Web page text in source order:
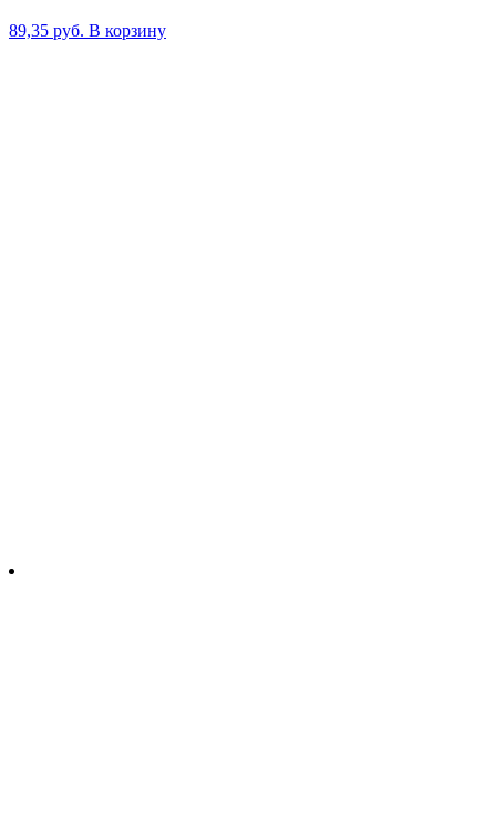
89,35 руб. В корзину